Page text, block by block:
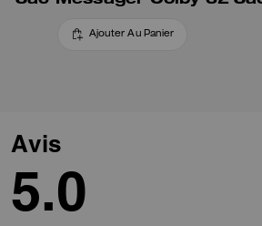
Ajouter Au Panier
Avis
5.0